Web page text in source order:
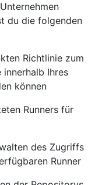
du die folgenden
Richtlinie zum
innerhalb Ihres
können
Runners für
des Zugriffs
Runner